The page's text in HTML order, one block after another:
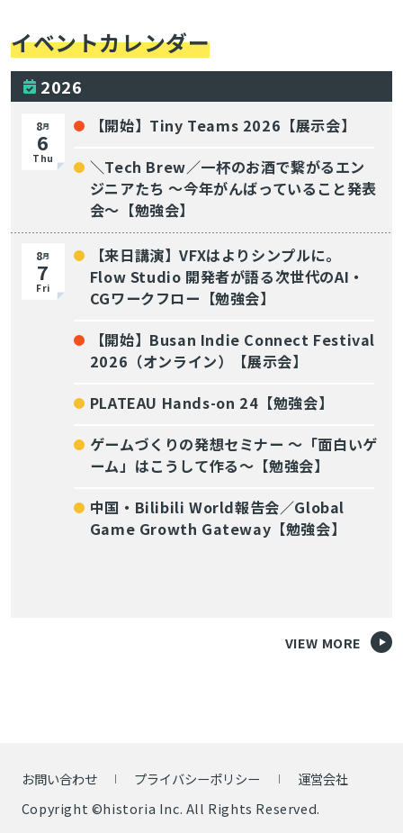
イベントカレンダー
2026
8月
6
Thu
【開始】Tiny Teams 2026【展示会】
＼Tech Brew／一杯のお酒で繋がるエン
ジニアたち 〜今年がんばっていること発表
会〜【勉強会】
8月
7
Fri
【来日講演】VFXはよりシンプルに。
Flow Studio 開発者が語る次世代のAI・
CGワークフロー【勉強会】
【開始】Busan Indie Connect Festival
2026（オンライン）【展示会】
PLATEAU Hands-on 24【勉強会】
ゲームづくりの発想セミナー ～「面白いゲ
ーム」はこうして作る～【勉強会】
中国・Bilibili World報告会／Global
Game Growth Gateway【勉強会】
VIEW MORE
お問い合わせ プライバシーポリシー
運営会社
Copyright ©historia Inc. All Rights Reserved.